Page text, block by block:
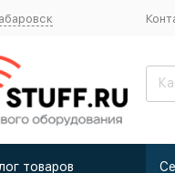
товаров